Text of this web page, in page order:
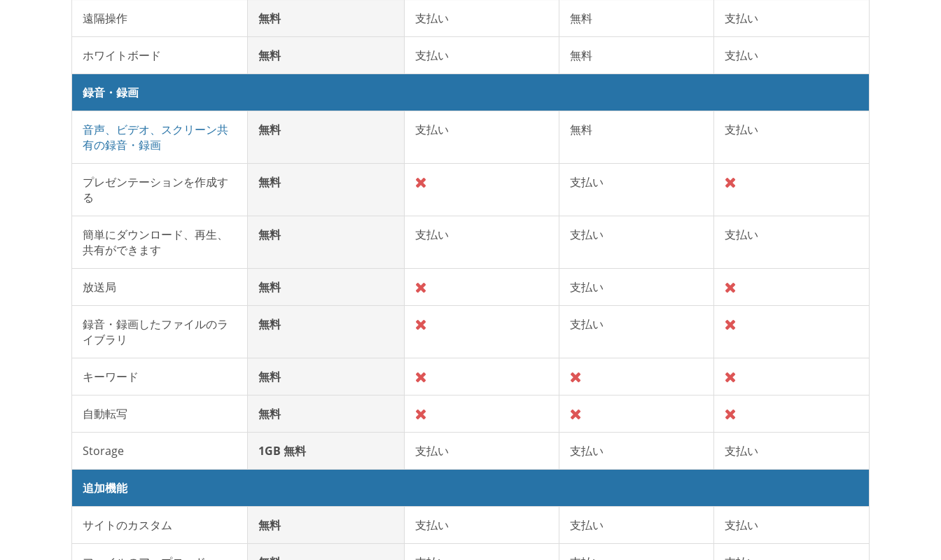
遠隔操作 無料 支払い 無料 支払い
ホワイトボード 無料 支払い 無料 支払い
録音・録画
音声、ビデオ、スクリーン共
有の録音・録画
無料 支払い 無料 支払い
プレゼンテーションを作成す
る
無料 支払い
簡単にダウンロード、再生、
共有ができます
無料 支払い 支払い 支払い
放送局 無料 支払い
録音・録画したファイルのラ
イブラリ
無料 支払い
キーワード 無料
自動転写 無料
Storage 1GB 無料 支払い 支払い 支払い
追加機能
サイトのカスタム 無料 支払い 支払い 支払い